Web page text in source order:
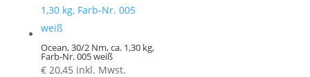
Ocean, 30/2 Nm, ca. 1,30 kg,
Farb-Nr. 005 weiß
€20,45 inkl. Mwst.